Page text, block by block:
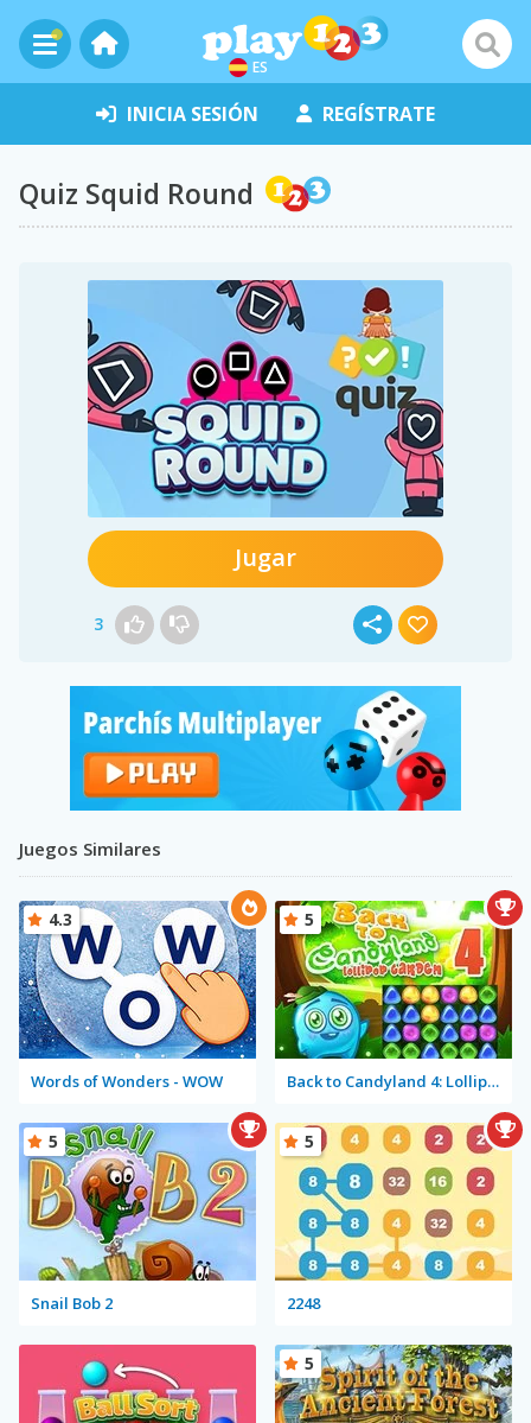
ES
INICIA SESIÓN REGÍSTRATE
Quiz Squid Round
Jugar
3
Juegos Similares
Words of Wonders - WOW
4.3
Back to Candyland 4: Lollipop Garden
5
Snail Bob 2
5
2248
5
5